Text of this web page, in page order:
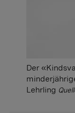
Der
Lehrling